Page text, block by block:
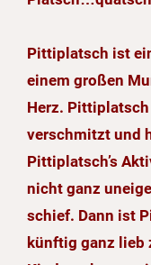
Pittiplatsch ist
einem großen
Herz.
verschmitzt und
Pittiplatsch’s
nicht ganz
schief. Dann ist
künftig ganz lieb